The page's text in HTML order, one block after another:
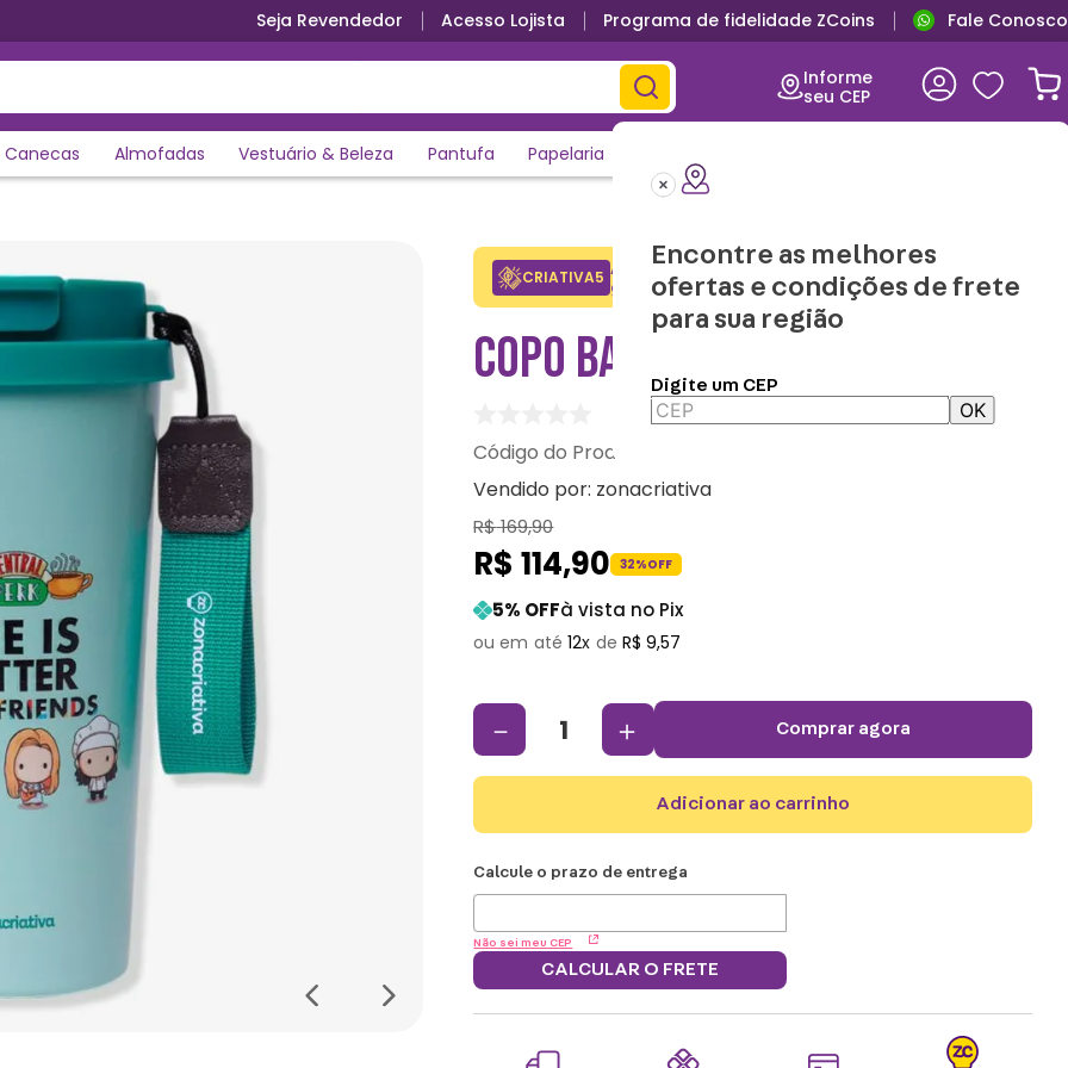
Seja Revendedor Acesso Lojista Programa de fidelidade ZCoins Fale Conosco
Informe
seu CEP
Encontre as melhores
ofertas e condições de frete
para sua região
Digite um CEP
OK
Canecas Almofadas Vestuário & Beleza Pantufa Papelaria
CRIATIVA5 Adicione o cupom no carrinho e
ganhe desconto na 1a compra.
Copiar
COPO BAKER FRIENDS
Vendido por: zonacriativa
R$169,90
R$ 114,90 32%OFF
5% OFFà vista no Pix
12 R$ 9,57
＋
－ comprar agora
adicionar ao carrinho
Não sei meu CEP
CALCULAR O FRETE